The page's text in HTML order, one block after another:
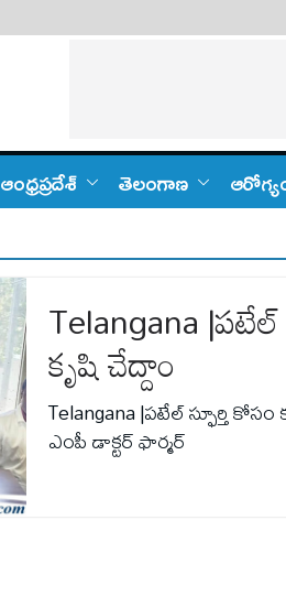
ఆంధ్ర‌ప్ర‌దేశ్ తెలంగాణ‌
Telangana |పటేల్
కృషి చేద్దాం
Telangana |పటేల్ స్ఫూర్తి
ఎంపీ డాక్టర్ ఫార్మర్